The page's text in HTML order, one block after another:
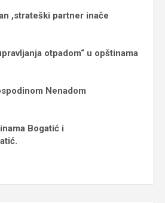
,strateški partner inače
otpadom“ u opštinama
Nenadom
Bogatić i